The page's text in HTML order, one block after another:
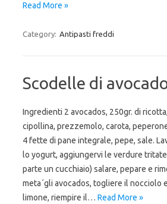
Read More »
Category: Antipasti freddi
Scodelle di
Ingredienti 2 avocados, 250gr. di
cipollina, prezzemolo, carota,
4 fette di pane integrale, pepe, sale.
lo yogurt, aggiungervi le verdure
parte un cucchiaio) salare, pepare e
meta´gli avocados, togliere il nocciolo
limone, riempire il… Read More »